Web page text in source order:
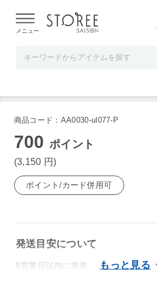
よる配送遅延が発生しております。
メニュー
本格焼酎克(かつ) 25度 芋
商品コード：AA0030-ul077-P
700ポイント
(3,150 円)
ポイント/カード併用可
発送目安について
5営業日以内に発送